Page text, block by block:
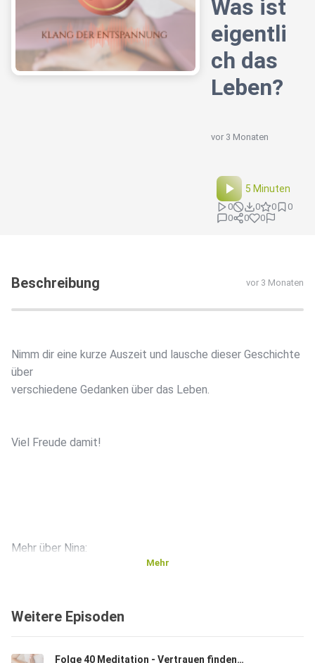
Was ist
eigentli
ch das
Leben?
vor 3 Monaten
5 Minuten
0 0 0
0
0
0 0
Beschreibung vor 3 Monaten
Nimm dir eine kurze Auszeit und lausche dieser Geschichte
über
verschiedene Gedanken über das Leben.
Viel Freude damit!
Mehr über Nina:
Mehr
Weitere Episoden
Folge 40 Meditation - Vertrauen finden, wenn Angst laut wird